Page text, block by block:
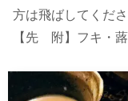
方は飛ばしてくださ
【先 附】フキ・